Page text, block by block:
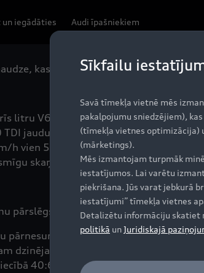
iegādāties Audi īpašniekiem
kas tirgū nonāca 2012. gada
litru V6 dzinējs rada 341 ZS jaudu
jaudu attīsta ātrāk un krietni
h vien 5,1 sekundē, bet maksimālais
skaņu.
pārslēgšana: astoņu pārnesumu
pārnesumu Tiptronic ātrumkārbu, kas
dzinējam. Normālos braukšanas
40:60. Sānslīdes gadījumā lielākā
Sīkfailu
Savā tīmekļa vietnē mēs
pakalpojumu sniedzējiem),
(tīmekļa vietnes
(mārketings).
Mēs izmantojam turpmāk
iestatījumos. Lai varētu
piekrišana. Jūs varat jebkurā
iestatījumi” tīmekļa vietnes
Detalizētu informāciju skatiet
politikā unJuridiskajā